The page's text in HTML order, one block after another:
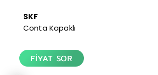
SKF
Conta Kapaklı
FİYAT SOR